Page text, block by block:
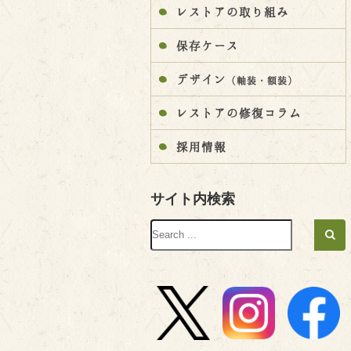
レストアの取り組み
保存ケース
デザイン （軸装・額装）
レストアの修復コラム
採用情報
サイト内検索